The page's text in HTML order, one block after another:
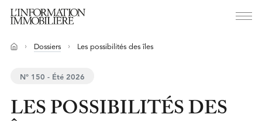
Dossiers Les possibilités des îles
N° 150 - Été 2026
LES POSSIBILITÉS DES